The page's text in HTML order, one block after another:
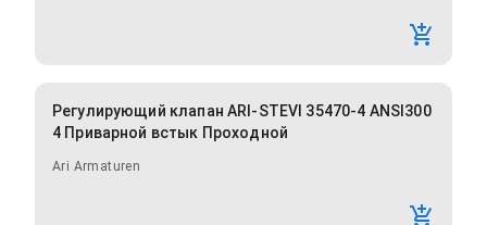
Регулирующий клапан ARI-STEVI 35470-4 ANSI300
4 Приварной встык Проходной
Ari Armaturen